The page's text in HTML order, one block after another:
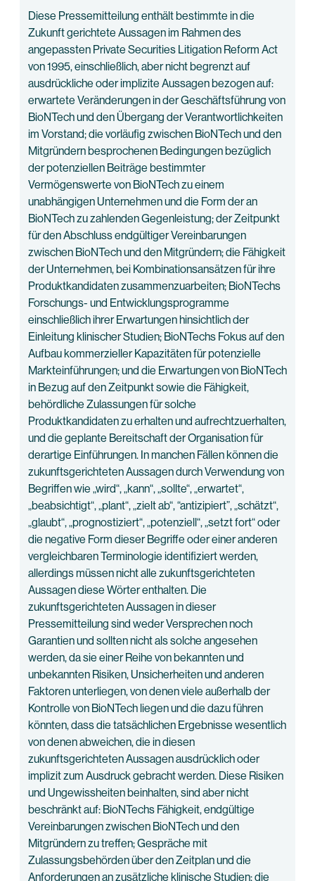
Diese Pressemitteilung enthält bestimmte in die
Zukunft gerichtete Aussagen im Rahmen des
angepassten Private Securities Litigation Reform Act
von 1995, einschließlich, aber nicht begrenzt auf
ausdrückliche oder implizite Aussagen bezogen auf:
erwartete Veränderungen in der Geschäftsführung von
BioNTech und den Übergang der Verantwortlichkeiten
im Vorstand; die vorläufig zwischen BioNTech und den
Mitgründern besprochenen Bedingungen bezüglich
der potenziellen Beiträge bestimmter
Vermögenswerte von BioNTech zu einem
unabhängigen Unternehmen und die Form der an
BioNTech zu zahlenden Gegenleistung; der Zeitpunkt
für den Abschluss endgültiger Vereinbarungen
zwischen BioNTech und den Mitgründern; die Fähigkeit
der Unternehmen, bei Kombinationsansätzen für ihre
Produktkandidaten zusammenzuarbeiten; BioNTechs
Forschungs- und Entwicklungsprogramme
einschließlich ihrer Erwartungen hinsichtlich der
Einleitung klinischer Studien; BioNTechs Fokus auf den
Aufbau kommerzieller Kapazitäten für potenzielle
Markteinführungen; und die Erwartungen von BioNTech
in Bezug auf den Zeitpunkt sowie die Fähigkeit,
behördliche Zulassungen für solche
Produktkandidaten zu erhalten und aufrechtzuerhalten,
und die geplante Bereitschaft der Organisation für
derartige Einführungen. In manchen Fällen können die
zukunftsgerichteten Aussagen durch Verwendung von
Begriffen wie „wird“, „kann“, „sollte“, „erwartet“,
„beabsichtigt“, „plant“, „zielt ab“, “antizipiert”, „schätzt“,
„glaubt“, „prognostiziert“, „potenziell“, „setzt fort“ oder
die negative Form dieser Begriffe oder einer anderen
vergleichbaren Terminologie identifiziert werden,
allerdings müssen nicht alle zukunftsgerichteten
Aussagen diese Wörter enthalten. Die
zukunftsgerichteten Aussagen in dieser
Pressemitteilung sind weder Versprechen noch
Garantien und sollten nicht als solche angesehen
werden, da sie einer Reihe von bekannten und
unbekannten Risiken, Unsicherheiten und anderen
Faktoren unterliegen, von denen viele außerhalb der
Kontrolle von BioNTech liegen und die dazu führen
könnten, dass die tatsächlichen Ergebnisse wesentlich
von denen abweichen, die in diesen
zukunftsgerichteten Aussagen ausdrücklich oder
implizit zum Ausdruck gebracht werden. Diese Risiken
und Ungewissheiten beinhalten, sind aber nicht
beschränkt auf: BioNTechs Fähigkeit, endgültige
Vereinbarungen zwischen BioNTech und den
Mitgründern zu treffen; Gespräche mit
Zulassungsbehörden über den Zeitplan und die
Anforderungen an zusätzliche klinische Studien; die